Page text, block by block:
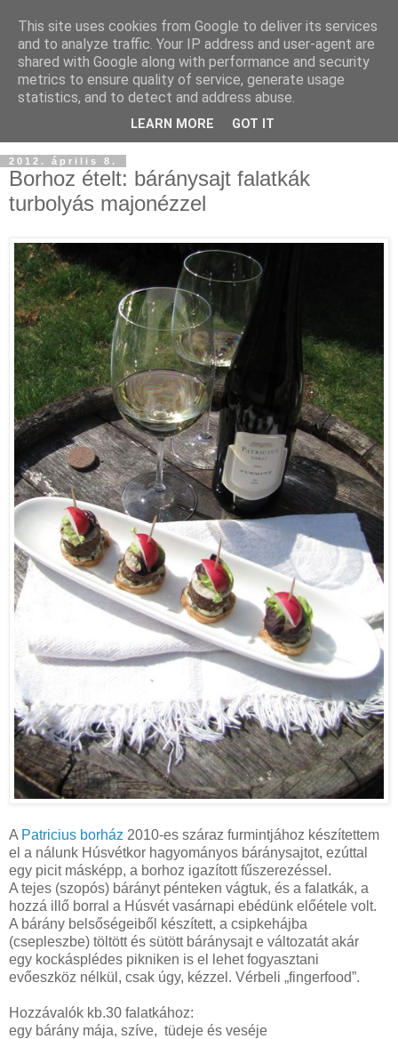
2012. április 8.
Borhoz ételt: báránysajt falatkák
turbolyás majonézzel
A Patricius borház 2010-es száraz furmintjához készítettem
el a nálunk Húsvétkor hagyományos báránysajtot, ezúttal
egy picit másképp, a borhoz igazított fűszerezéssel.
A tejes (szopós) bárányt pénteken vágtuk, és a falatkák, a
hozzá illő borral a Húsvét vasárnapi ebédünk előétele volt.
A bárány belsőségeiből készített, a csipkehájba
(csepleszbe) töltött és sütött báránysajt e változatát akár
egy kockásplédes pikniken is el lehet fogyasztani
evőeszköz nélkül, csak úgy, kézzel. Vérbeli „fingerfood”.
Hozzávalók kb.30 falatkához:
egy bárány mája, szíve, tüdeje és veséje
This site uses cookies from Google to deliver its services
and to analyze traffic. Your IP address and user-agent are
shared with Google along with performance and security
metrics to ensure quality of service, generate usage
statistics, and to detect and address abuse.
LEARN MORE GOT IT